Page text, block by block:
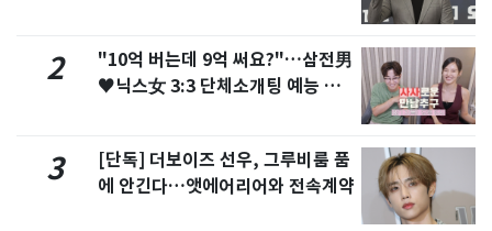
2
"10억 버는데 9억 써요?"…삼전男
♥닉스女 3:3 단체소개팅 예능 화
3
[단독] 더보이즈 선우, 그루비룸 품
에 안긴다…앳에어리어와 전속계약